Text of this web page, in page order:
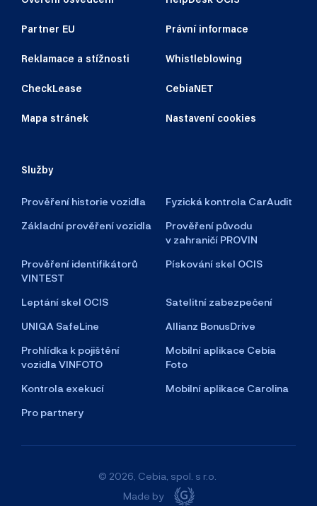
Partner EU Právní informace
Reklamace a stížnosti Whistleblowing
CheckLease CebiaNET
Mapa stránek Nastavení cookies
Služby
Prověření historie vozidla
Fyzická kontrola CarAudit
Základní prověření vozidla
Prověření původu
v zahraničí PROVIN
Prověření identifikátorů
VINTEST
Pískování skel OCIS
Leptání skel OCIS
Satelitní zabezpečení
UNIQA SafeLine
Allianz BonusDrive
Prohlídka k pojištění
vozidla VINFOTO
Mobilní aplikace Cebia
Foto
Kontrola exekucí
Mobilní aplikace Carolina
Pro partnery
© 2026, Cebia, spol. s r.o.
Made by